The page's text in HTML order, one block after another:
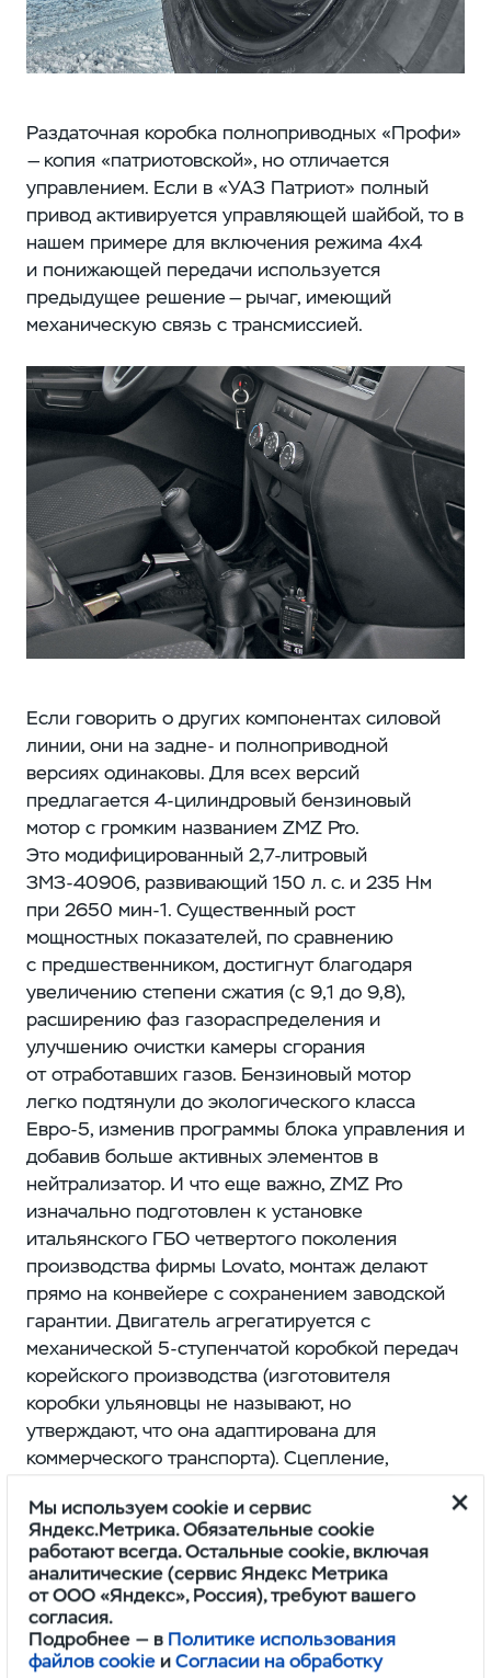
Раздаточная коробка полноприводных «Профи»
— копия «патриотовской», но отличается
управлением. Если в «УАЗ Патриот» полный
привод активируется управляющей шайбой, то в
нашем примере для включения режима 4х4
и понижающей передачи используется
предыдущее решение — рычаг, имеющий
механическую связь с трансмиссией.
Если говорить о других компонентах силовой
линии, они на задне- и полноприводной
версиях одинаковы. Для всех версий
предлагается 4‑цилиндровый бензиновый
мотор с громким названием ZMZ Pro.
Это модифицированный 2,7‑литровый
ЗМЗ-40906, развивающий 150 л. с. и 235 Нм
при 2650 мин-1. Существенный рост
мощностных показателей, по сравнению
с предшественником, достигнут благодаря
увеличению степени сжатия (с 9,1 до 9,8),
расширению фаз газораспределения и
улучшению очистки камеры сгорания
от отработавших газов. Бензиновый мотор
легко подтянули до экологического класса
Евро-5, изменив программы блока управления и
добавив больше активных элементов в
нейтрализатор. И что еще важно, ZMZ Pro
изначально подготовлен к установке
итальянского ГБО четвертого поколения
производства фирмы Lovato, монтаж делают
прямо на конвейере с сохранением заводской
гарантии. Двигатель агрегатируется с
механической 5‑ступенчатой коробкой передач
корейского производства (изготовителя
коробки ульяновцы не называют, но
утверждают, что она адаптирована для
коммерческого транспорта). Сцепление,
момент, взято от дизельного «УАЗ Патриот».
Мы используем cookie и сервис
Яндекс.Метрика. Обязательные cookie
работают всегда. Остальные cookie, включая
аналитические (сервис Яндекс Метрика
от ООО «Яндекс», Россия), требуют вашего
согласия.
Подробнее — в Политике использования
файлов cookie иСогласии на обработку